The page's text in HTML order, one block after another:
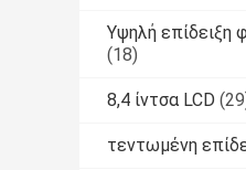
Υψηλή επίδειξη
(18)
8,4 ίντσα LCD
τεντωμένη